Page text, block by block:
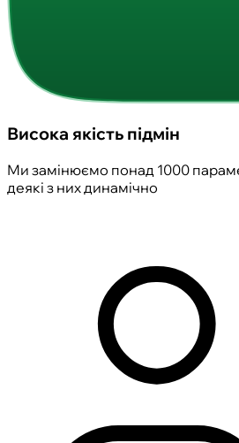
Висока якість підмін
Ми замінюємо понад 1000
деякі з них динамічно